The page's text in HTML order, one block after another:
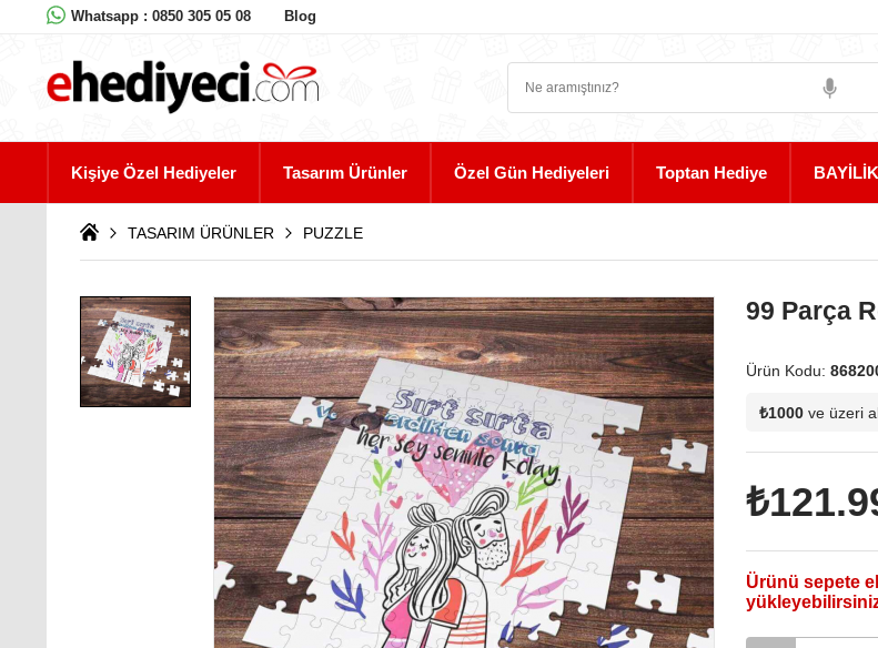
Whatsapp : 0850 305 05 08 Blog
Kişiye Özel Hediyeler Tasarım Ürünler Özel Gün Hediyeleri Toptan Hediye BAYİLİK
TASARIM ÜRÜNLER PUZZLE
99 Parça
Ürün Kodu:
₺1000 ve üzeri
Ürünü sepete